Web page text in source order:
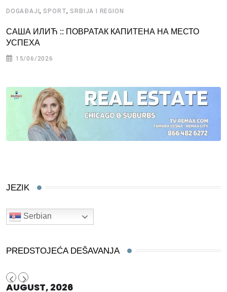
DOGAĐAJI, SPORT, SRBIJA I REGION
САША ИЛИЋ :: ПОВРАТАК КАПИТЕНА НА МЕСТО
УСПЕХА
15/06/2026
JEZIK
Serbian
PREDSTOJEĆA DEŠAVANJA
AUGUST, 2026